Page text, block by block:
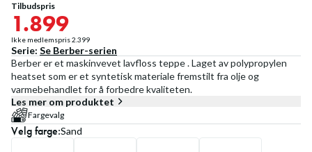
Tilbudspris
1.899
Ikke medlemspris2.399
Serie: Se Berber-serien
Berber er et maskinvevet lavfloss teppe . Laget av polypropylen
heatset som er et syntetisk materiale fremstilt fra olje og
varmebehandlet for å forbedre kvaliteten.
Les mer om produktet
Fargevalg
Velgfarge:Sand